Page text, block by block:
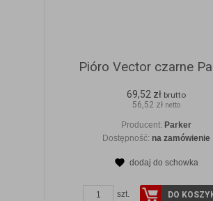
Pióro Vector czarne
69,52 zł brutto
56,52 zł netto
Producent: Parker
Dostępność: na zamówienie
dodaj do schowka
szt. DO